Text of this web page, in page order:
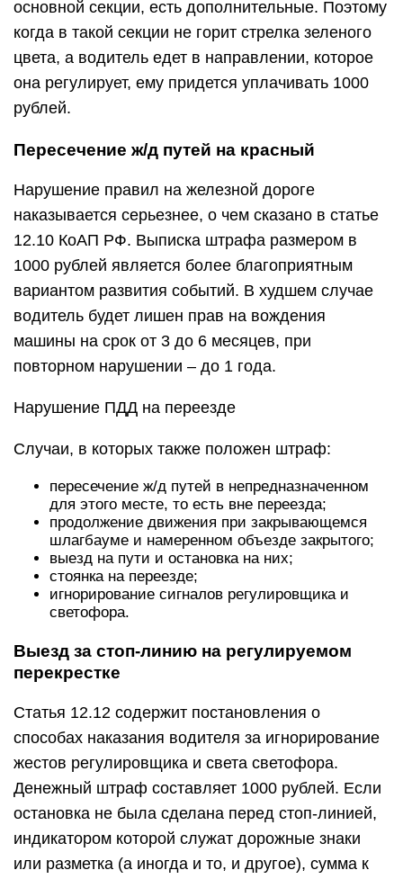
основной секции, есть дополнительные. Поэтому
когда в такой секции не горит стрелка зеленого
цвета, а водитель едет в направлении, которое
она регулирует, ему придется уплачивать 1000
рублей.
Пересечение ж/д путей на красный
Нарушение правил на железной дороге
наказывается серьезнее, о чем сказано в статье
12.10 КоАП РФ. Выписка штрафа размером в
1000 рублей является более благоприятным
вариантом развития событий. В худшем случае
водитель будет лишен прав на вождения
машины на срок от 3 до 6 месяцев, при
повторном нарушении – до 1 года.
Нарушение ПДД на переезде
Случаи, в которых также положен штраф:
пересечение ж/д путей в непредназначенном
для этого месте, то есть вне переезда;
продолжение движения при закрывающемся
шлагбауме и намеренном объезде закрытого;
выезд на пути и остановка на них;
стоянка на переезде;
игнорирование сигналов регулировщика и
светофора.
Выезд за стоп-линию на регулируемом
перекрестке
Статья 12.12 содержит постановления о
способах наказания водителя за игнорирование
жестов регулировщика и света светофора.
Денежный штраф составляет 1000 рублей. Если
остановка не была сделана перед стоп-линией,
индикатором которой служат дорожные знаки
или разметка (а иногда и то, и другое), сумма к